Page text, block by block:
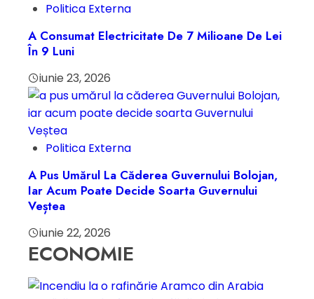
Politica Externa
A Consumat Electricitate De 7 Milioane De Lei
În 9 Luni
iunie 23, 2026
Politica Externa
A Pus Umărul La Căderea Guvernului Bolojan,
Iar Acum Poate Decide Soarta Guvernului
Veștea
iunie 22, 2026
ECONOMIE